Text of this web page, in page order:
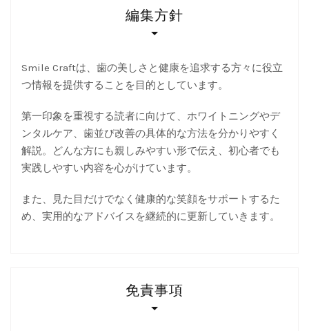
編集方針
Smile Craftは、歯の美しさと健康を追求する方々に役立
つ情報を提供することを目的としています。
第一印象を重視する読者に向けて、ホワイトニングやデ
ンタルケア、歯並び改善の具体的な方法を分かりやすく
解説。どんな方にも親しみやすい形で伝え、初心者でも
実践しやすい内容を心がけています。
また、見た目だけでなく健康的な笑顔をサポートするた
め、実用的なアドバイスを継続的に更新していきます。
免責事項